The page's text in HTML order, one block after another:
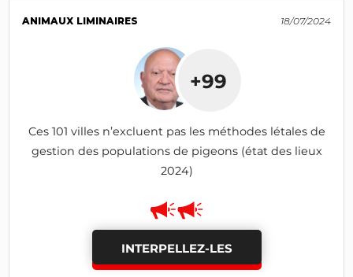
ANIMAUX LIMINAIRES 18/07/2024
+99
Ces 101 villes n’excluent pas les méthodes létales de
gestion des populations de pigeons (état des lieux
2024)
INTERPELLEZ-LES